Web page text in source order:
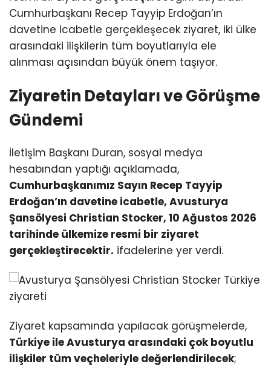
Cumhurbaşkanı Recep Tayyip Erdoğan’ın
davetine icabetle gerçekleşecek ziyaret, iki ülke
arasındaki ilişkilerin tüm boyutlarıyla ele
alınması açısından büyük önem taşıyor.
Ziyaretin Detayları ve Görüşme
Gündemi
İletişim Başkanı Duran, sosyal medya
hesabından yaptığı açıklamada,
Cumhurbaşkanımız Sayın Recep Tayyip
Erdoğan’ın davetine icabetle, Avusturya
Şansölyesi Christian Stocker, 10 Ağustos 2026
tarihinde ülkemize resmi bir ziyaret
gerçekleştirecektir. ifadelerine yer verdi.
Ziyaret kapsamında yapılacak görüşmelerde,
Türkiye ile Avusturya arasındaki çok boyutlu
ilişkiler tüm veçheleriyle değerlendirilecek;